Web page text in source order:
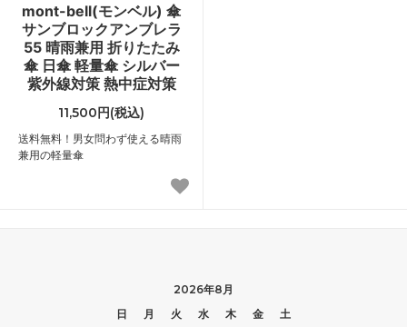
mont-bell(モンベル) 傘
サンブロックアンブレラ
55 晴雨兼用 折りたたみ
傘 日傘 軽量傘 シルバー
紫外線対策 熱中症対策
11,500円(税込)
送料無料！男女問わず使える晴雨
兼用の軽量傘
2026年8月
日
月 火 水 木 金
土